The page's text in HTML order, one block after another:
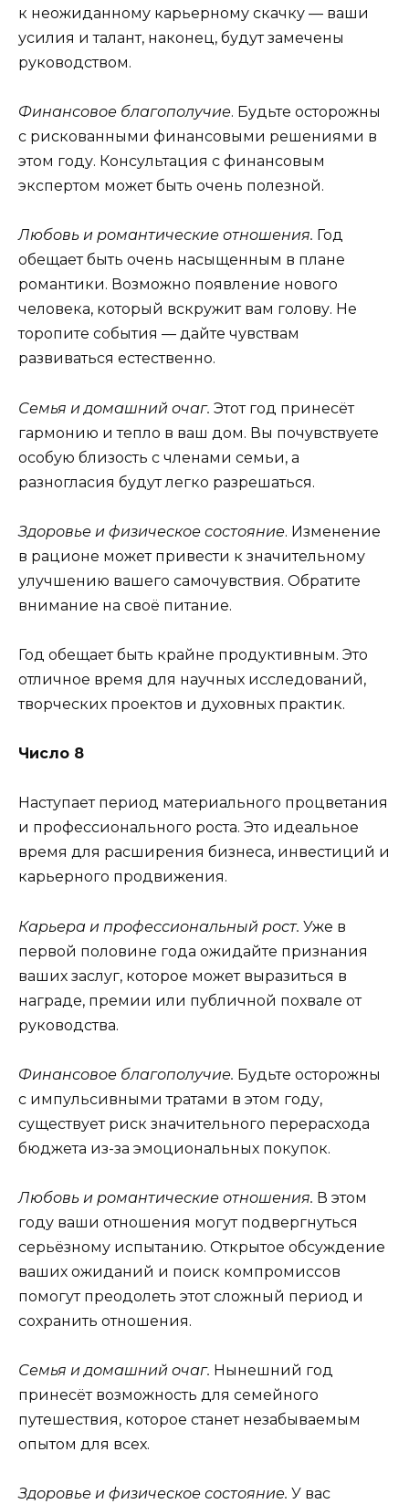
к неожиданному карьерному скачку — ваши
усилия и талант, наконец, будут замечены
руководством.
Финансовое благополучие. Будьте осторожны
с рискованными финансовыми решениями в
этом году. Консультация с финансовым
экспертом может быть очень полезной.
Любовь и романтические отношения. Год
обещает быть очень насыщенным в плане
романтики. Возможно появление нового
человека, который вскружит вам голову. Не
торопите события — дайте чувствам
развиваться естественно.
Семья и домашний очаг. Этот год принесёт
гармонию и тепло в ваш дом. Вы почувствуете
особую близость с членами семьи, а
разногласия будут легко разрешаться.
Здоровье и физическое состояние. Изменение
в рационе может привести к значительному
улучшению вашего самочувствия. Обратите
внимание на своё питание.
Год обещает быть крайне продуктивным. Это
отличное время для научных исследований,
творческих проектов и духовных практик.
Число 8
Наступает период материального процветания
и профессионального роста. Это идеальное
время для расширения бизнеса, инвестиций и
карьерного продвижения.
Карьера и профессиональный рост. Уже в
первой половине года ожидайте признания
ваших заслуг, которое может выразиться в
награде, премии или публичной похвале от
руководства.
Финансовое благополучие. Будьте осторожны
с импульсивными тратами в этом году,
существует риск значительного перерасхода
бюджета из-за эмоциональных покупок.
Любовь и романтические отношения. В этом
году ваши отношения могут подвергнуться
серьёзному испытанию. Открытое обсуждение
ваших ожиданий и поиск компромиссов
помогут преодолеть этот сложный период и
сохранить отношения.
Семья и домашний очаг. Нынешний год
принесёт возможность для семейного
путешествия, которое станет незабываемым
опытом для всех.
Здоровье и физическое состояние. У вас